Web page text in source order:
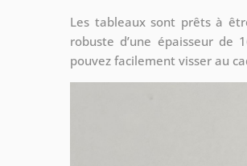
Les tableaux sont prêts à
robuste d’une épaisseur de
pouvez facilement visser au